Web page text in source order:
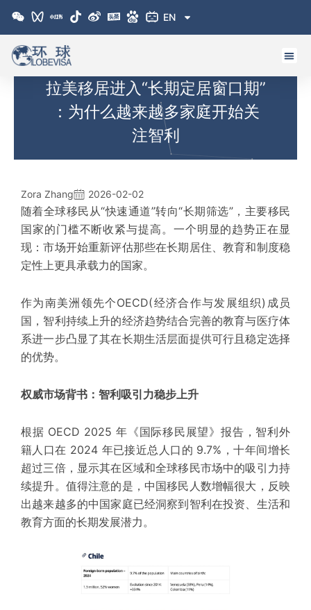
EN
拉美移居进入“长期定居窗口期”
：为什么越来越多家庭开始关
注智利
Zora Zhang 2026-02-02
随着全球移民从“快速通道”转向“长期筛选”，主要移民
国家的门槛不断收紧与提高。一个明显的趋势正在显
现：市场开始重新评估那些在长期居住、教育和制度稳
定性上更具承载力的国家。
作为南美洲 领先个OECD(经济合作与发展组织)成员
国，智利持续上升的经济趋势结合完善的教育与医疗体
系进一步凸显了其在长期生活层面提供可行且稳定选择
的优势。
权威市场背书：智利吸引力稳步上升
根据 OECD 2025 年《国际移民展望》报告，智利外
籍人口在 2024 年已接近总人口的 9.7%，十年间增长
超过三倍，显示其在区域和全球移民市场中的吸引力持
续提升。值得注意的是，中国移民人数增幅很大，反映
出越来越多的中国家庭已经洞察到智利在投资、生活和
教育方面的长期发展潜力。